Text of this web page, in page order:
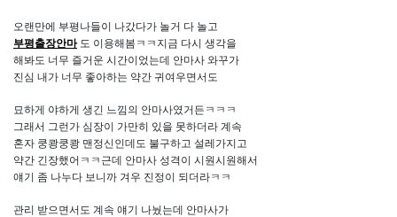
오랜만에 부평나들이 나갔다가 놀거 다 놀고
부평출장안마도 이용해봄ㅋㅋ지금 다시 생각을
해봐도 너무 즐거운 시간이었는데 안마사 와꾸가
진심 내가 너무 좋아하는 약간 귀여우면서도
묘하게 야하게 생긴 느낌의 안마사였거든ㅋㅋㅋ
그래서 그런가 심장이 가만히 있을 못하더라 계속
혼자 쿵쾅쿵쾅 맨정신인데도 불구하고 설레가지고
약간 긴장했어ㅋㅋ근데 안마사 성격이 시원시원해서
얘기 좀 나누다 보니까 겨우 진정이 되더라ㅋㅋ
관리 받으면서도 계속 얘기 나눴는데 안마사가